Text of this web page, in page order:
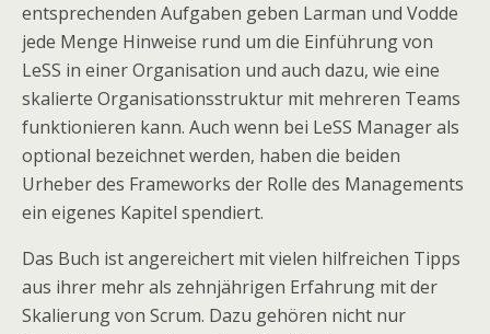
entsprechenden Aufgaben geben Larman und Vodde
jede Menge Hinweise rund um die Einführung von
LeSS in einer Organisation und auch dazu, wie eine
skalierte Organisationsstruktur mit mehreren Teams
funktionieren kann. Auch wenn bei LeSS Manager als
optional bezeichnet werden, haben die beiden
Urheber des Frameworks der Rolle des Managements
ein eigenes Kapitel spendiert.
Das Buch ist angereichert mit vielen hilfreichen Tipps
aus ihrer mehr als zehnjährigen Erfahrung mit der
Skalierung von Scrum. Dazu gehören nicht nur